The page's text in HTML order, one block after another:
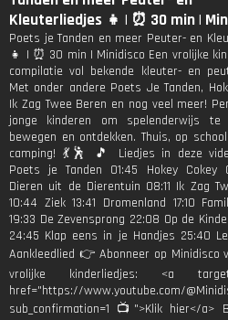
Kleuterliedjes 👧 | ⏰ 30 min |
Poets je Tanden en meer Peuter- en
👧 | ⏰ 30 min | Minidisco Een vrolijke
compilatie vol bekende kleuter- en
Met onder andere Poets Je Tanden,
Ik Zag Twee Beren en nog veel meer!
jonge kinderen om spelenderwijs te
bewegen en ontdekken. Thuis, op
camping! 💃🕺 🎵 Liedjes in deze
Poets je Tanden 01:45 Hokey Cokey
Dieren uit de Dierentuin 08:11 Ik Zag
10:44 Ziek 13:41 Dromenland 17:10
19:33 De Zevensprong 22:08 Op de
24:45 Klap eens in je Handjes 25:40
Aankleedlied 👉 Abonneer op Minidisco
vrolijke kinderliedjes: <a
href="https://www.youtube.com/
sub_confirmation=1 📺">Klik hier</a>